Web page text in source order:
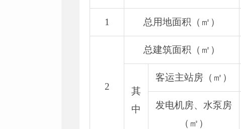
1 总用地面积（㎡）
2
总建筑面积（㎡）
其
中
客运主站房（㎡）
发电机房、水泵房
（㎡）